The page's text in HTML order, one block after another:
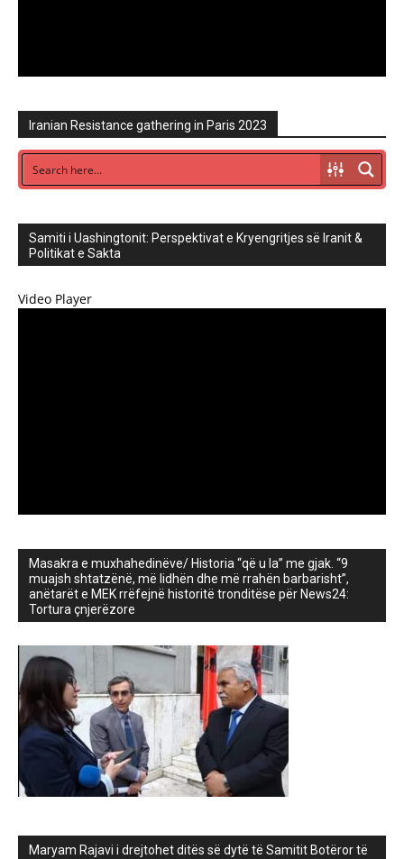
Iranian Resistance gathering in Paris 2023
Samiti i Uashingtonit: Perspektivat e Kryengritjes së Iranit &
Politikat e Sakta
Video Player
Masakra e muxhahedinëve/ Historia “që u la” me gjak. “9
muajsh shtatzënë, më lidhën dhe më rrahën barbarisht”,
anëtarët e MEK rrëfejnë historitë tronditëse për News24:
Tortura çnjerëzore
Maryam Rajavi i drejtohet ditës së dytë të Samitit Botëror të